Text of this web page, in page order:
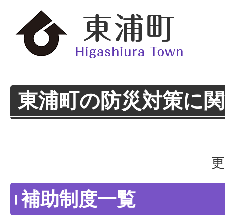
東浦町の防災対策に
補助制度一覧